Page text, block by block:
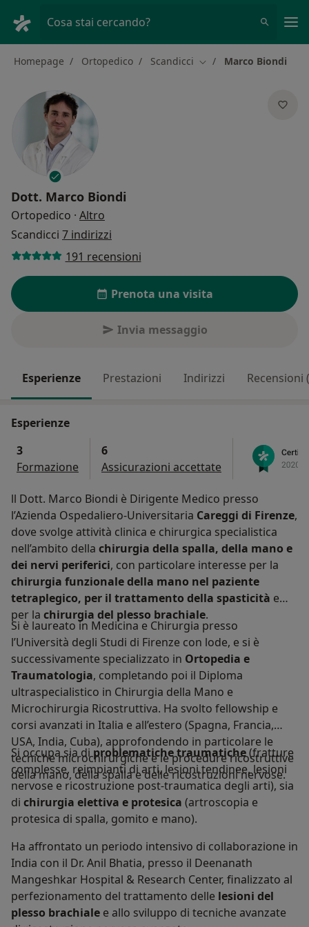
Cosa stai cercando?
Homepage Ortopedico Scandicci Cambia cittàMarco Biondi
Dott. Marco Biondi
Ortopedico · Altro
Scandicci 7 indirizzi
191 recensioni
Prenota una visita
Invia messaggio
Esperienze Prestazioni Indirizzi Recensioni
Esperienze
3
Formazione
6
Assicurazioni accettate
ll Dott. Marco Biondi è Dirigente Medico presso
l’Azienda Ospedaliero-Universitaria Careggi di Firenze,
dove svolge attività clinica e chirurgica specialistica
nell’ambito della chirurgia della spalla, della mano e
dei nervi periferici, con particolare interesse per la
chirurgia funzionale della mano nel paziente
tetraplegico, per il trattamento della spasticità e
per la chirurgia del plesso brachiale.
Si è laureato in Medicina e Chirurgia presso
l’Università degli Studi di Firenze con lode, e si è
successivamente specializzato in Ortopedia e
Traumatologia, completando poi il Diploma
ultraspecialistico in Chirurgia della Mano e
Microchirurgia Ricostruttiva. Ha svolto fellowship e
corsi avanzati in Italia e all’estero (Spagna, Francia,
USA, India, Cuba), approfondendo in particolare le
tecniche microchirurgiche e le procedure ricostruttive
della mano, della spalla e delle ricostruzioni nervose.
Si occupa sia diproblematiche traumatiche(fratture
complesse, reimpianti di arti, lesioni tendinee, lesioni
nervose e ricostruzione post-traumatica degli arti), sia
di chirurgia elettiva e protesica (artroscopia e
protesica di spalla, gomito e mano).
Ha affrontato un periodo intensivo di collaborazione in
India con il Dr. Anil Bhatia, presso il Deenanath
Mangeshkar Hospital & Research Center, finalizzato al
perfezionamento del trattamento delle lesioni del
plesso brachiale e allo sviluppo di tecniche avanzate